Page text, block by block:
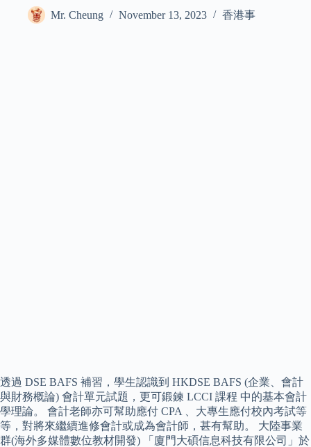
Mr. Cheung November 13, 2023 香港事
透過 DSE BAFS 補習，學生認識到 HKDSE BAFS (企業、會計
與財務概論) 會計單元試題，更可鍛鍊 LCCI 課程 中的基本會計
學理論。 會計老師亦可幫助應付 CPA 、大專生應付校內考試等
等，對將來繼續進修會計或成為會計師，甚有幫助。 大陸事業
群(海外多媒體數位教材開發) 「廈門大碩信息科技有限公司」於